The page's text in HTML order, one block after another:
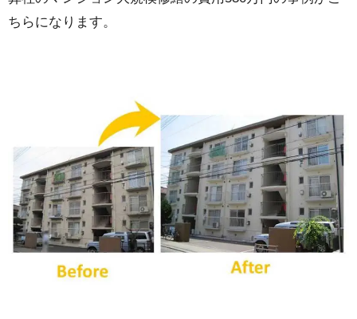
ちらになります。